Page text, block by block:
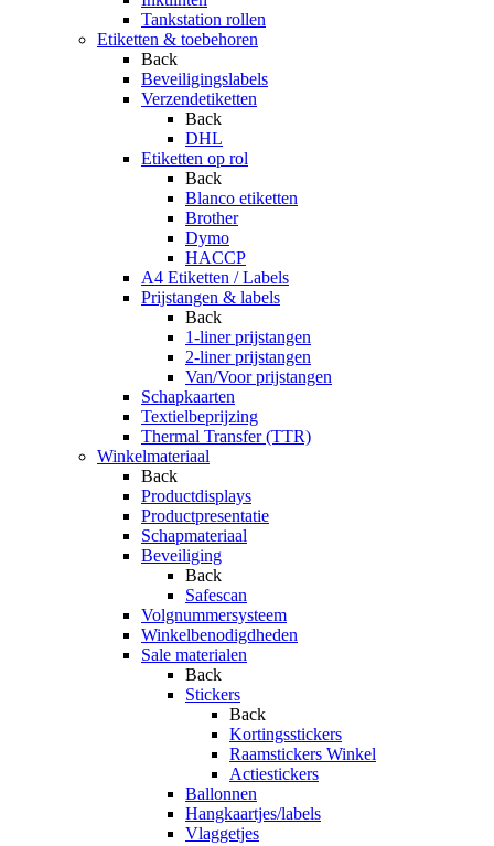
Tankstation rollen
Etiketten & toebehoren
Back
Beveiligingslabels
Verzendetiketten
Back
DHL
Etiketten op rol
Back
Blanco etiketten
Brother
Dymo
HACCP
A4 Etiketten / Labels
Prijstangen & labels
Back
1-liner prijstangen
2-liner prijstangen
Van/Voor prijstangen
Schapkaarten
Textielbeprijzing
Thermal Transfer (TTR)
Winkelmateriaal
Back
Productdisplays
Productpresentatie
Schapmateriaal
Beveiliging
Back
Safescan
Volgnummersysteem
Winkelbenodigdheden
Sale materialen
Back
Stickers
Back
Kortingsstickers
Raamstickers Winkel
Actiestickers
Ballonnen
Hangkaartjes/labels
Vlaggetjes